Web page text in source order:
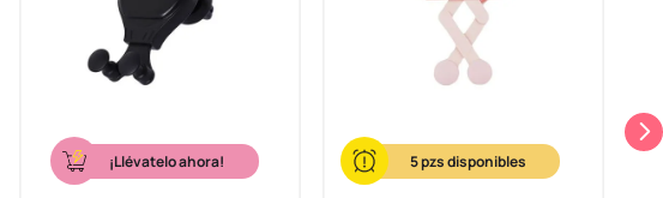
¡Llévatelo ahora! 5